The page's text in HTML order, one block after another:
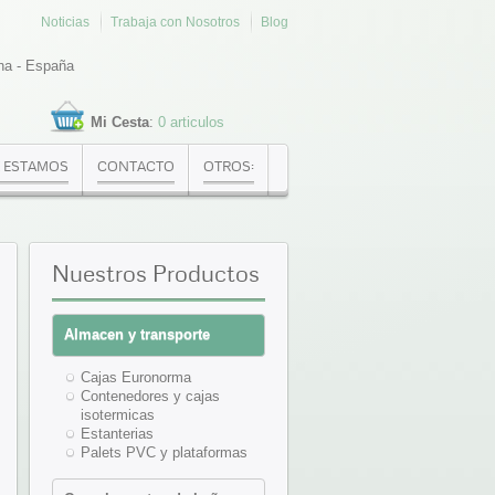
Noticias Trabaja con Nosotros Blog
- España
Mi Cesta: 0 articulos
CONTACTO OTROS:
Nuestros Productos
Almacen y transporte
Cajas Euronorma
Contenedores y cajas
isotermicas
Estanterias
Palets PVC y plataformas